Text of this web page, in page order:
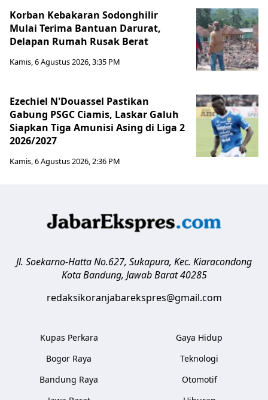
Korban Kebakaran Sodonghilir
Mulai Terima Bantuan Darurat,
Delapan Rumah Rusak Berat
Kamis, 6 Agustus 2026, 3:35 PM
Ezechiel N'Douassel Pastikan
Gabung PSGC Ciamis, Laskar Galuh
Siapkan Tiga Amunisi Asing di Liga 2
2026/2027
Kamis, 6 Agustus 2026, 2:36 PM
Jl. Soekarno-Hatta No.627, Sukapura, Kec. Kiaracondong
Kota Bandung, Jawab Barat 40285
redaksikoranjabarekspres@gmail.com
Kupas Perkara
Bogor Raya
Bandung Raya
Gaya Hidup
Teknologi
Otomotif